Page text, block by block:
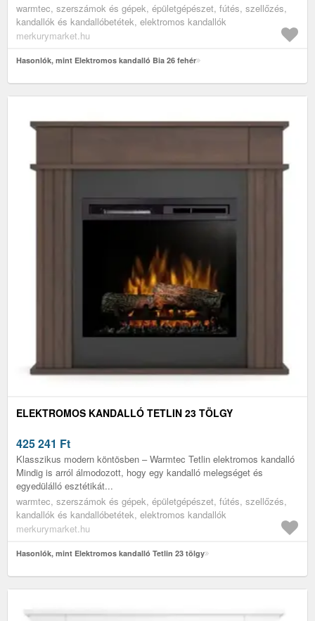
warmtec, szerszámok és gépek, épületgépészet, fútés, szellőzés,
kandallók és kandallóbetétek, elektromos kandallók
merkurymarket.hu
Hasonlók, mint Elektromos kandalló Bia 26 fehér
ELEKTROMOS KANDALLÓ TETLIN 23 TÖLGY
425 241 Ft
Klasszikus modern köntösben – Warmtec Tetlin elektromos kandalló
Mindig is arról álmodozott, hogy egy kandalló melegséget és
egyedülálló esztétikát...
warmtec, szerszámok és gépek, épületgépészet, fútés, szellőzés,
kandallók és kandallóbetétek, elektromos kandallók
merkurymarket.hu
Hasonlók, mint Elektromos kandalló Tetlin 23 tölgy